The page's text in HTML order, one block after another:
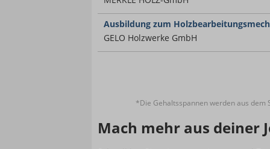
Ausbildung zum
GELO Holzwerke GmbH
*Die Gehaltsspannen werden aus
Mach mehr aus deiner